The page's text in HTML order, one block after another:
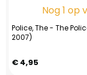
Nog 1 op
Police, The - The
2007)
€ 4,95